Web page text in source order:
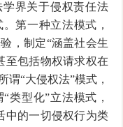
界关于侵权责任法
第一种立法模式，
，制定“涵盖社会生
至包括物权请求权在
谓“大侵权法”模式，
类型化”立法模式，
中的一切侵权行为类